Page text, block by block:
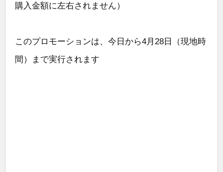
購入金額に左右されません）
このプロモーションは、今日から4月28日（現地時
間）まで実行されます